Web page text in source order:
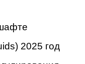
2025 год